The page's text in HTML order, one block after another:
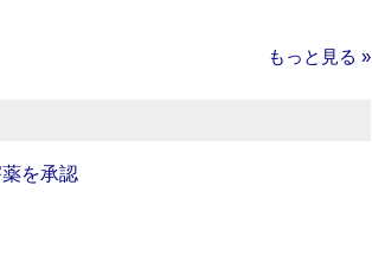
もっと見る »
を承認